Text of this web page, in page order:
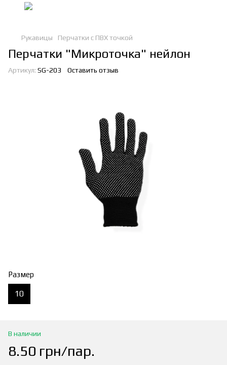
Рукавицы Перчатки с ПВХ точкой
Перчатки "Микроточка" нейлон
Артикул: SG-203 Оставить отзыв
Размер
10
В наличии
8.50 грн/пар.